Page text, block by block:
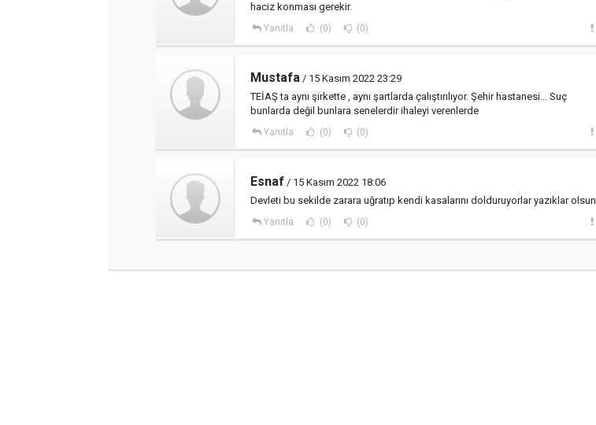
haciz konması gerekir.
Yanıtla (0) (0)
Mustafa / 15 Kasım 2022 23:29
TEİAŞ ta aynı şirkette , aynı şartlarda çalıştırılıyor. Şehir hastanesi... Suç
bunlarda değil bunlara senelerdir ihaleyi verenlerde
Yanıtla (0) (0)
Esnaf / 15 Kasım 2022 18:06
Devleti bu sekilde zarara uğratıp kendi kasalarını dolduruyorlar yazıklar olsun
Yanıtla (0) (0)